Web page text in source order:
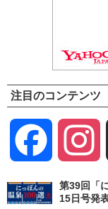
注目のコンテンツ
Facebook
第39回「
15日号発表